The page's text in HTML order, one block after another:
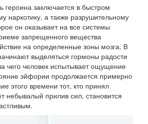
героина заключается в быстром
наркотику, а также разрушительному
он оказывает на все системы
запрещенного вещества
на определенные зоны мозга. В
выделяться гормоны радости
чего человек испытывает ощущение
эйфории продолжается примерно
этого времени тот, кто принял
небывалый прилив сил, становится